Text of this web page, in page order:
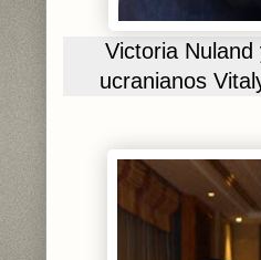
Victoria
ucranianos